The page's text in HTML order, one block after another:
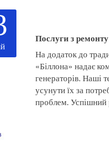
Послуги з ремонту
На додаток до
«Біллона» надає
генераторів. Наші
усунути їх за
проблем. Успішний